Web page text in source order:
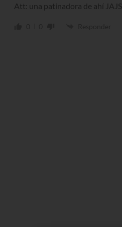
Att: una patinadora de ahí JAJS